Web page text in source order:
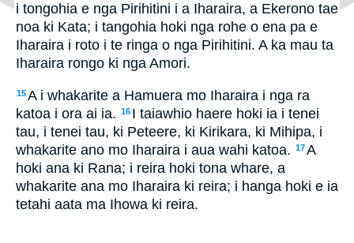
i tongohia e nga Pirihitini i a Iharaira, a Ekerono tae
noa ki Kata; i tangohia hoki nga rohe o ena pa e
Iharaira i roto i te ringa o nga Pirihitini. A ka mau ta
Iharaira rongo ki nga Amori.
15A i whakarite a Hamuera mo Iharaira i nga ra
katoa i ora ai ia. 16 I taiawhio haere hoki ia i tenei
tau, i tenei tau, ki Peteere, ki Kirikara, ki Mihipa, i
whakarite ano mo Iharaira i aua wahi katoa. 17A
hoki ana ki Rana; i reira hoki tona whare, a
whakarite ana mo Iharaira ki reira; i hanga hoki e ia
tetahi aata ma Ihowa ki reira.